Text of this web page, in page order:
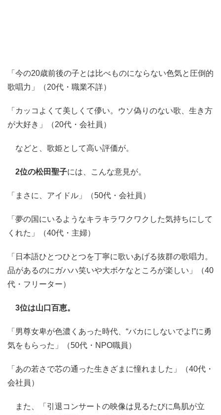
「今の20歳前後の子とは比べものにならない色気と圧倒的
歌唱力」（20代・職業不詳）
「カッコよくて美しくて儚い。ウソ偽りのない歌、生き方
が大好き」（20代・会社員）
などと、歌姫として高い評価が。
2位の松田聖子には、こんな意見が。
「まさに、アイドル」（50代・会社員）
「夢の国にいるようなキラキラワクワクした気持ちにして
くれた」（40代・主婦）
「日本語ひとつひとつを丁寧に歌いあげる抜群の歌唱力。
品があるのにガハハ笑いや大ボケなところが楽しい」（40
代・フリーター）
3位は山口百恵。
「男尊女卑が色濃くあった時代、“バカにしないでよ!”に勇
気をもらった」（50代・NPO職員）
「あの若さで芯の通った生きざまに憧れました」（40代・
会社員）
また、「引退コンサートの映像は見るたびに鳥肌が立